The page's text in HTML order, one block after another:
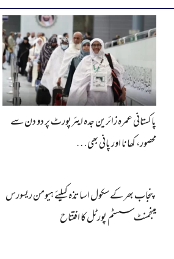
پاکستانی عمرہ زائرین جدہ ایئرپورٹ پر دو دن سے
محصور، کھانا اور پانی بھی…
پنجاب بھر کے سکول اساتذہ کیلئے ہیومن ریسورس
مینجمنٹ سسٹم پورٹل کا افتتاح